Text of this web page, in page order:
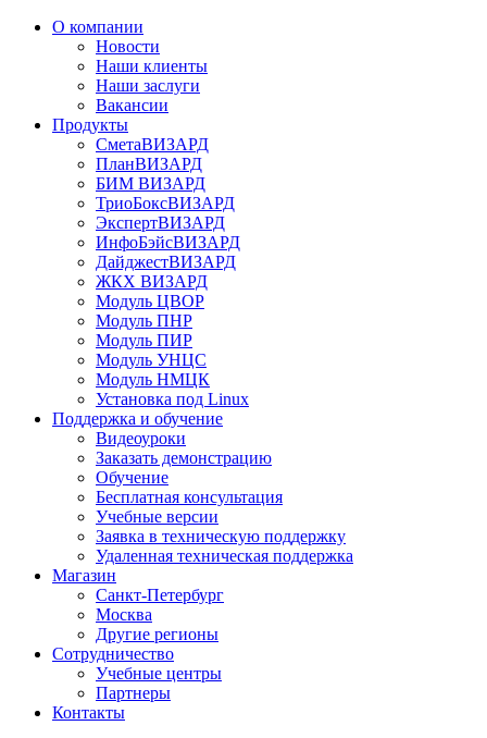
О компании
Новости
Наши клиенты
Наши заслуги
Вакансии
Продукты
СметаВИЗАРД
ПланВИЗАРД
БИМ ВИЗАРД
ТриоБоксВИЗАРД
ЭкспертВИЗАРД
ИнфоБэйсВИЗАРД
ДайджестВИЗАРД
ЖКХ ВИЗАРД
Модуль ЦВОР
Модуль ПНР
Модуль ПИР
Модуль УНЦС
Модуль НМЦК
Установка под Linux
Поддержка и обучение
Видеоуроки
Заказать демонстрацию
Обучение
Бесплатная консультация
Учебные версии
Заявка в техническую поддержку
Удаленная техническая поддержка
Магазин
Санкт-Петербург
Москва
Другие регионы
Сотрудничество
Учебные центры
Партнеры
Контакты